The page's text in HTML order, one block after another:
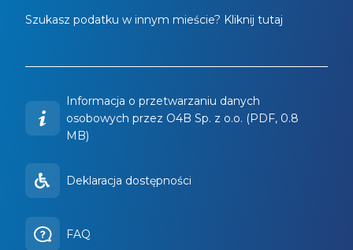
Szukasz podatku w innym mieście? Kliknij tutaj
Informacja o przetwarzaniu danych
osobowych przez O4B Sp. z o.o. (PDF, 0.8
MB)
Deklaracja dostępności
FAQ